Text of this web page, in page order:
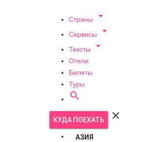
Страны 
Сервисы 
Тексты 
Отели
Билеты
Туры

КУДА ПОЕХАТЬ 
АЗИЯ